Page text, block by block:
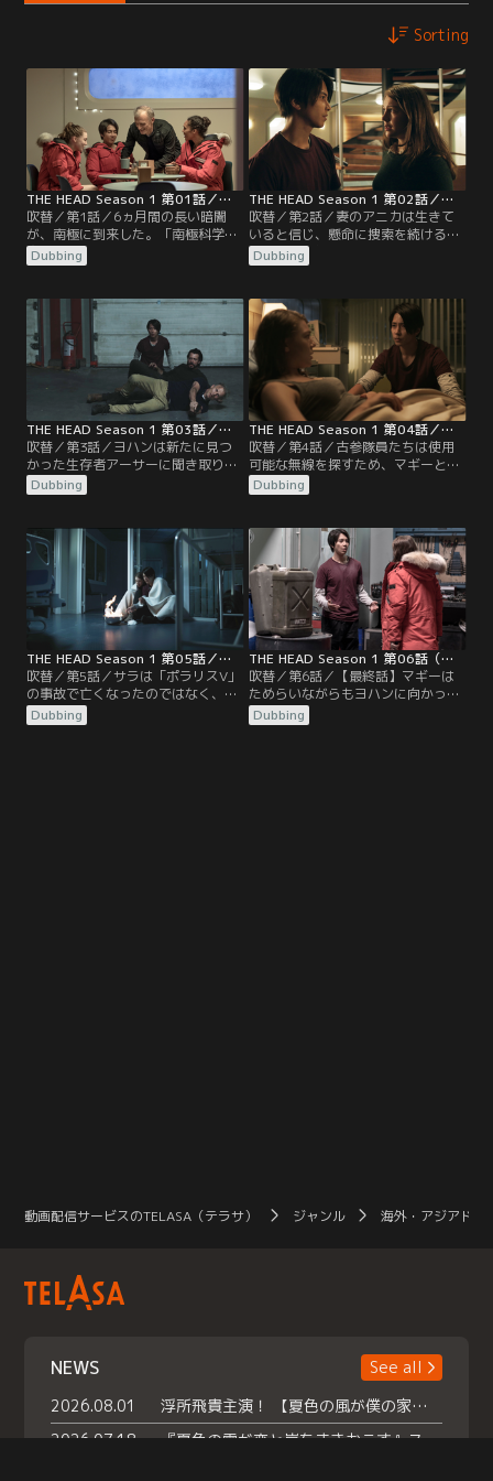
Sorting
THE HEAD Season 1 第01話／吹替
吹替／第1話／6ヵ月間の長い暗闇
が、南極に到来した。「南極科学研
究基地ポラリスVI」では、世界屈指
の生物学者アーサーを含む10名の越
去ることに…。
Dubbing
THE HEAD Season 1 第02話／吹替
吹替／第2話／妻のアニカは生きて
いると信じ、懸命に捜索を続けるヨ
ハン。だが無念にも、激しい嵐のた
め捜索は一旦中止に…。捜索チーム
死亡隊員たちの指を使って携帯電話
のロックを解除し、真相の手がかり
を得ようとするが…。
Dubbing
THE HEAD Season 1 第03話／吹替
吹替／第3話／ヨハンは新たに見つ
かった生存者アーサーに聞き取り調
査を行う。「マギーの話を信じる
な」と話すアーサー。一方、ニルス
時の様子をマギーは、ヨハンに打ち
明ける。ニルスの胸には「V」の字
が刻まれており…。
Dubbing
THE HEAD Season 1 第04話／吹替
吹替／第4話／古参隊員たちは使用
可能な無線を探すため、マギーとア
キを残して、旧基地である「ポラリ
スV」へ行くことを決定。だが、自
察したマギーは、アキを説き伏せ、
みんなを追って「ポラリスV」へ。
Dubbing
THE HEAD Season 1 第05話／吹替
吹替／第5話／サラは「ポラリスV」
の事故で亡くなったのではなく、何
者かに殺されていた…！しかも、サ
ラの遺体を見つけた直後、マギーは
Dubbing
THE HEAD Season 1 第06話（最終話）／吹替
吹替／第6話／【最終話】マギーは
ためらいながらもヨハンに向かっ
て、彼の最愛の妻でもある越冬隊員
アニカから引き出した“告白”につい
Dubbing
動画配信サービスのTELASA（テラサ） ジャンル 海外・アジアドラ
NEWS
See all
2026.08.01
浮所飛貴主演！ 【夏色の風が僕の家にやってきた】 本日よりテラサで独占配信スタート！
2026.07.18
『夏色の雲が恋と嵐をまきおこす』スペシャルメイキング 【Part1】2026年７月18日（土）23時30分～配信スタート！話題のシーンの裏側を大公開！豪華キャスト大集合！ 『武宮家 真夏の家族会議』開催！